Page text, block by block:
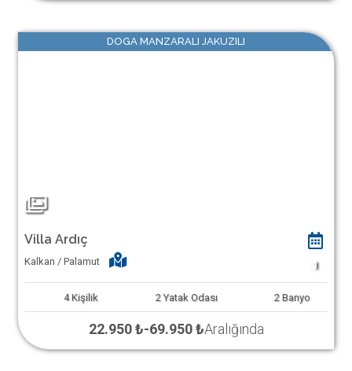
DOGA MANZARALI JAKUZILI
Villa Ardıç
Kalkan / Palamut 1
4 Kişilik 2 Yatak Odası 2 Banyo
22.950 ₺-69.950 ₺Aralığında